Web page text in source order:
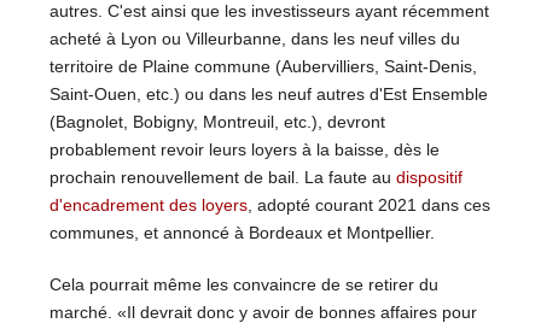
autres. C'est ainsi que les investisseurs ayant récemment
acheté à Lyon ou Villeurbanne, dans les neuf villes du
territoire de Plaine commune (Aubervilliers, Saint-Denis,
Saint-Ouen, etc.) ou dans les neuf autres d'Est Ensemble
(Bagnolet, Bobigny, Montreuil, etc.), devront
probablement revoir leurs loyers à la baisse, dès le
prochain renouvellement de bail. La faute au dispositif
d'encadrement des loyers, adopté courant 2021 dans ces
communes, et annoncé à Bordeaux et Montpellier.
Cela pourrait même les convaincre de se retirer du
marché. «Il devrait donc y avoir de bonnes affaires pour